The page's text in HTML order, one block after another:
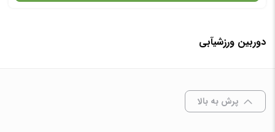
در حال حاضر این محصول در انبار موجود نیست و در دسترس نمی باشد.
دوربین ورزشیآبی
پرش به بالا